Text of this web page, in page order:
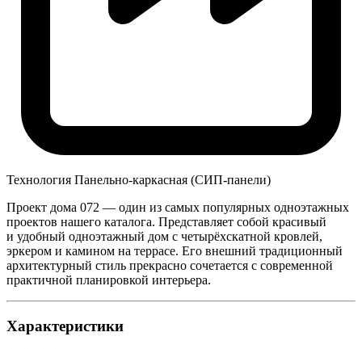
Технология Панельно-каркасная (СИП-панели)
Проект дома 072 — один из самых популярных одноэтажных
проектов нашего каталога. Представляет собой красивый
и удобный одноэтажный дом с четырёхскатной кровлей,
эркером и камином на террасе. Его внешний традиционный
архитектурный стиль прекрасно сочетается с современной
практичной планировкой интерьера.
Характеристики